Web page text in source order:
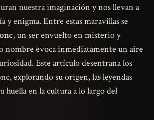
nuestra imaginación y nos llevan a
y enigma. Entre estas maravillas se
, un ser envuelto en misterio y
nombre evoca inmediatamente un aire
Este artículo desentraña los
explorando su origen, las leyendas
huella en la cultura a lo largo del